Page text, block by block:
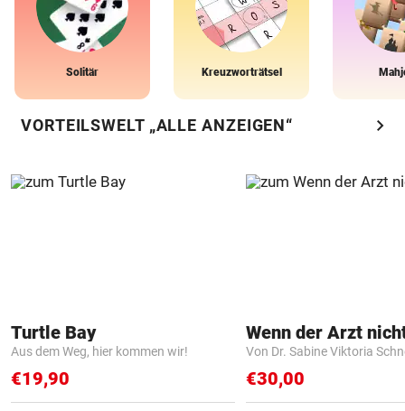
Solitär Kreuzworträtsel
VORTEILSWELT „ALLE ANZEIGEN“ chevron_right
Turtle Bay
Aus dem Weg, hier kommen wir!
€19,90
Von Dr. Sabine Viktoria
€30,00